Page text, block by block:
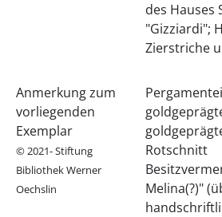
des Hauses
"Gizziardi";
Zierstriche
Anmerkung zum
vorliegenden
Exemplar
© 2021- Stiftung
Bibliothek Werner
Oechslin
Rotschnitt
Melina(?)"